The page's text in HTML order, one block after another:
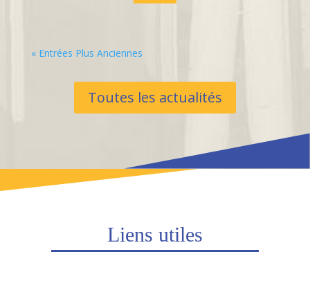
« Entrées Plus Anciennes
Toutes les actualités
Liens utiles